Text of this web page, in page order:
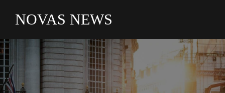
NOVAS NEWS